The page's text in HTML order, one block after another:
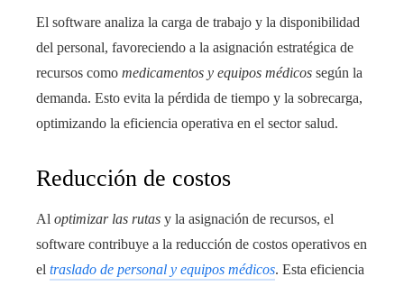
El software analiza la carga de trabajo y la disponibilidad
del personal, favoreciendo a la asignación estratégica de
recursos como medicamentos y equipos médicos según la
demanda. Esto evita la pérdida de tiempo y la sobrecarga,
optimizando la eficiencia operativa en el sector salud.
Reducción de costos
Al optimizar las rutas y la asignación de recursos, el
software contribuye a la reducción de costos operativos en
el traslado de personal y equipos médicos. Esta eficiencia